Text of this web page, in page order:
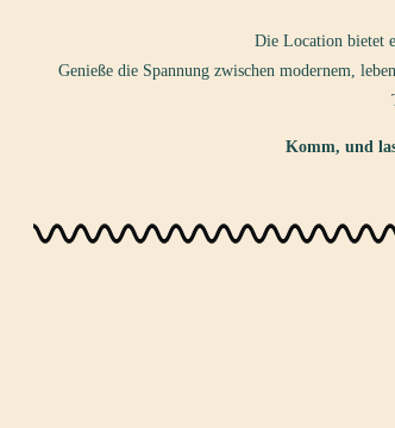
Die Location bietet
Genieße die Spannung zwischen modernem,
Komm, und